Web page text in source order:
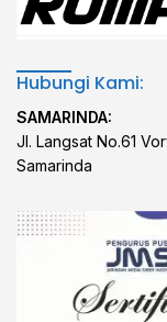
Hubungi Kami:
SAMARINDA:
Jl. Langsat No.61
Samarinda